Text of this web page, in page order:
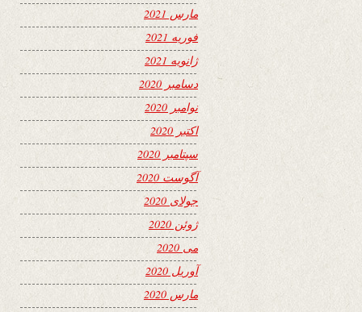
مارس 2021
فوریه 2021
ژانویه 2021
دسامبر 2020
نوامبر 2020
اکتبر 2020
سپتامبر 2020
آگوست 2020
جولای 2020
ژوئن 2020
می 2020
آوریل 2020
مارس 2020